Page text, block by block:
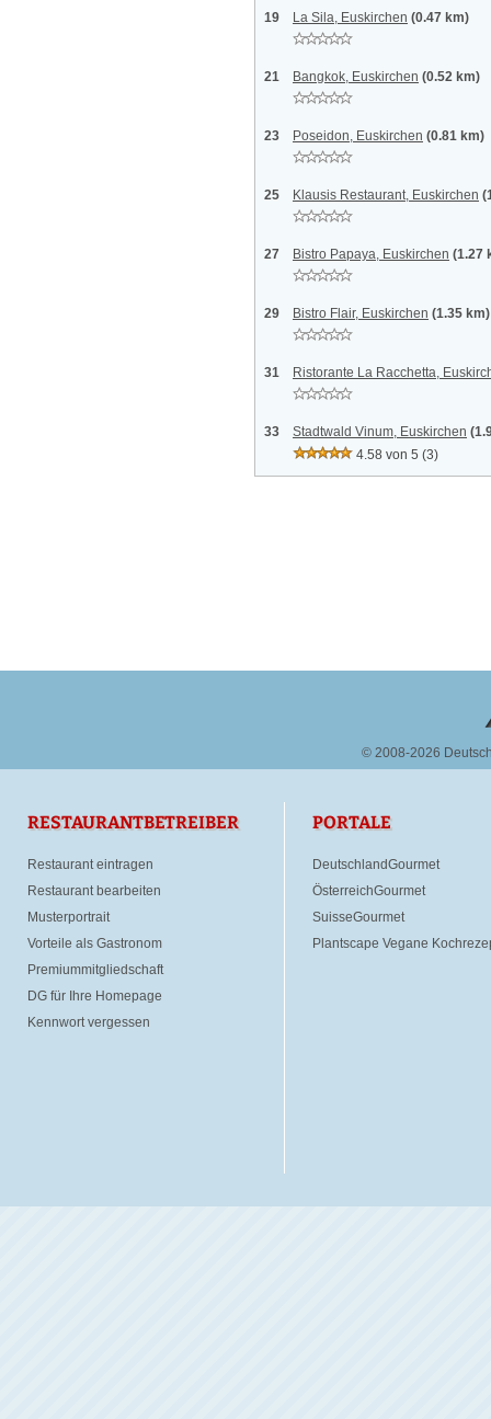
19 La Sila, Euskirchen (0.47 km)
21 Bangkok, Euskirchen (0.52 km)
23 Poseidon, Euskirchen (0.81 km)
25 Klausis Restaurant, Euskirchen
27 Bistro Papaya, Euskirchen (1.27
29 Bistro Flair, Euskirchen (1.35 km)
31 Ristorante La Racchetta,
33 Stadtwald Vinum, Euskirchen
4.58 von 5 (3)
© 2008-2026
RESTAURANTBETREIBER
Restaurant eintragen
Restaurant bearbeiten
Musterportrait
Vorteile als Gastronom
Premiummitgliedschaft
DG für Ihre Homepage
Kennwort vergessen
PORTALE
DeutschlandGourmet
ÖsterreichGourmet
SuisseGourmet
Plantscape Vegane